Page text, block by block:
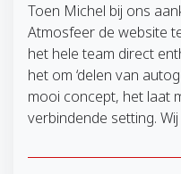
Toen Michel bij ons
Atmosfeer de website
het hele team direct
het om ‘delen van
mooi concept, het laat
verbindende setting.